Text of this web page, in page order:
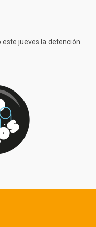
este jueves la detención